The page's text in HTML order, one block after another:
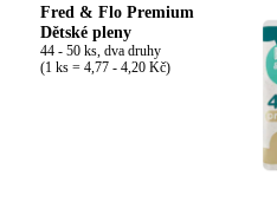
Fred & Flo Premium
Dětské pleny
44 - 50 ks, dva druhy
(1 ks = 4,77 - 4,20 Kč)